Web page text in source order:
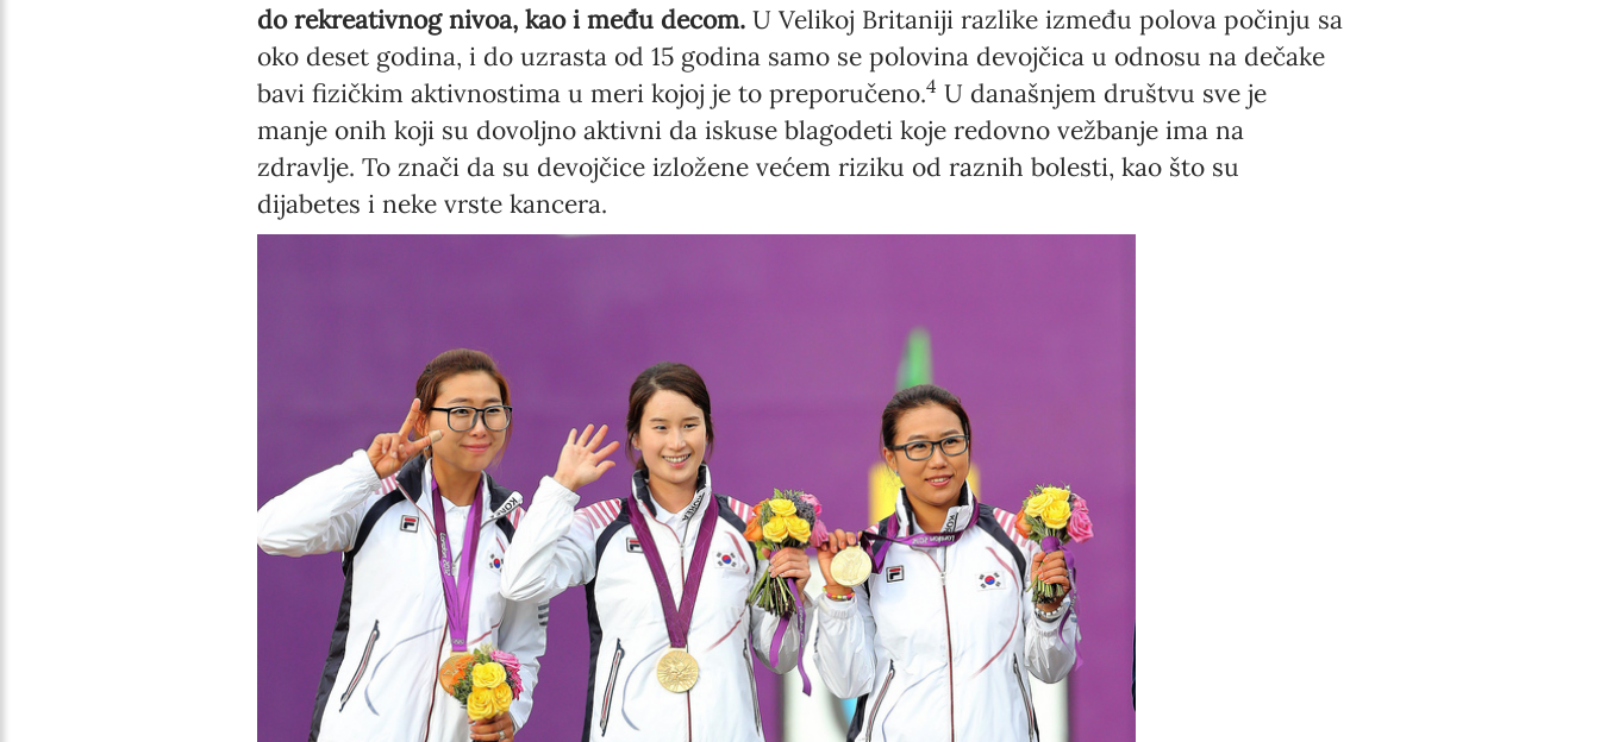
do rekreativnog nivoa, kao i među decom.U Velikoj Britaniji razlike između polova počinju sa
oko deset godina, i do uzrasta od 15 godina samo se polovina devojčica u odnosu na dečake
bavi fizičkim aktivnostima u meri kojoj je to preporučeno.4 U današnjem društvu sve je
manje onih koji su dovoljno aktivni da iskuse blagodeti koje redovno vežbanje ima na
zdravlje. To znači da su devojčice izložene većem riziku od raznih bolesti, kao što su
dijabetes i neke vrste kancera.